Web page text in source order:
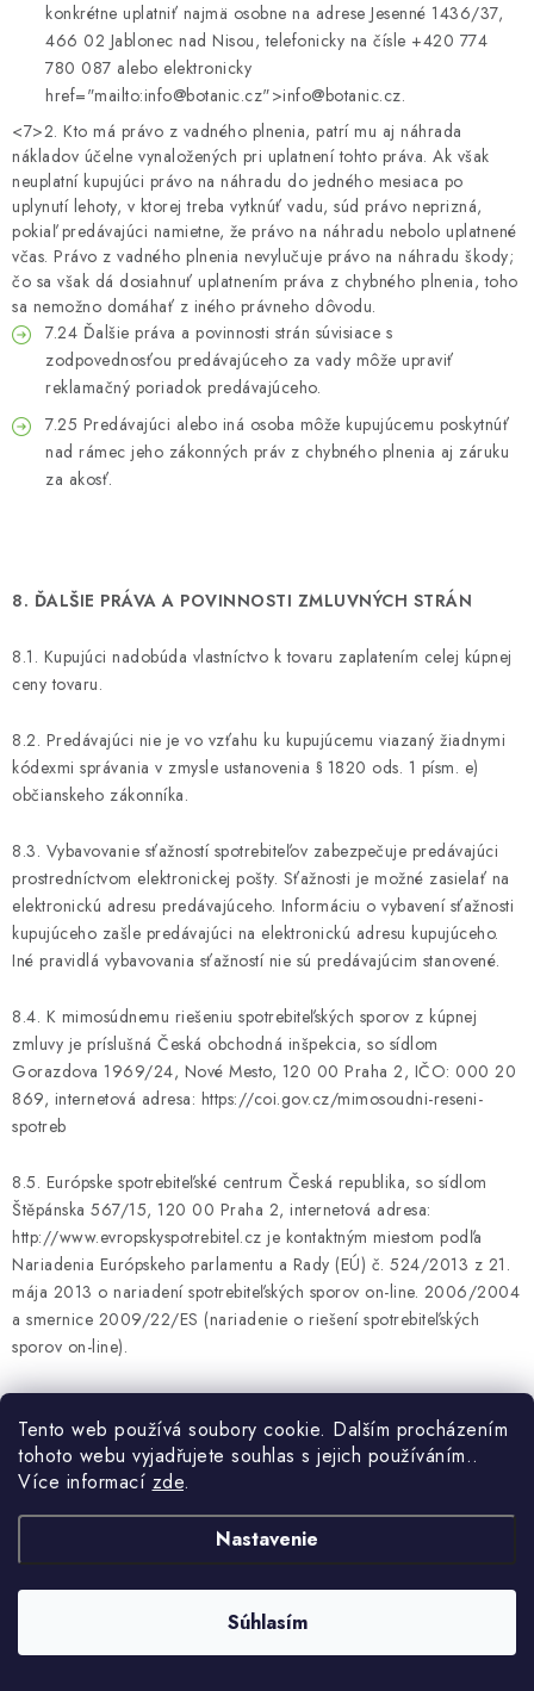
Tento web používá soubory cookie. Dalším procházením
tohoto webu vyjadřujete souhlas s jejich používáním..
Více informací zde.
Nastavenie
Súhlasím
konkrétne uplatniť najmä osobne na adrese Jesenné 1436/37,
466 02 Jablonec nad Nisou, telefonicky na čísle +420 774
780 087 alebo elektronicky
href="mailto:info@botanic.cz">info@botanic.cz.
<7>2. Kto má právo z vadného plnenia, patrí mu aj náhrada
nákladov účelne vynaložených pri uplatnení tohto práva. Ak však
neuplatní kupujúci právo na náhradu do jedného mesiaca po
uplynutí lehoty, v ktorej treba vytknúť vadu, súd právo neprizná,
pokiaľ predávajúci namietne, že právo na náhradu nebolo uplatnené
včas. Právo z vadného plnenia nevylučuje právo na náhradu škody;
čo sa však dá dosiahnuť uplatnením práva z chybného plnenia, toho
sa nemožno domáhať z iného právneho dôvodu.
7.24 Ďalšie práva a povinnosti strán súvisiace s
zodpovednosťou predávajúceho za vady môže upraviť
reklamačný poriadok predávajúceho.
7.25 Predávajúci alebo iná osoba môže kupujúcemu poskytnúť
nad rámec jeho zákonných práv z chybného plnenia aj záruku
za akosť.
8. ĎALŠIE PRÁVA A POVINNOSTI ZMLUVNÝCH STRÁN
8.1. Kupujúci nadobúda vlastníctvo k tovaru zaplatením celej kúpnej
ceny tovaru.
8.2. Predávajúci nie je vo vzťahu ku kupujúcemu viazaný žiadnymi
kódexmi správania v zmysle ustanovenia § 1820 ods. 1 písm. e)
občianskeho zákonníka.
8.3. Vybavovanie sťažností spotrebiteľov zabezpečuje predávajúci
prostredníctvom elektronickej pošty. Sťažnosti je možné zasielať na
elektronickú adresu predávajúceho. Informáciu o vybavení sťažnosti
kupujúceho zašle predávajúci na elektronickú adresu kupujúceho.
Iné pravidlá vybavovania sťažností nie sú predávajúcim stanovené.
8.4. K mimosúdnemu riešeniu spotrebiteľských sporov z kúpnej
zmluvy je príslušná Česká obchodná inšpekcia, so sídlom
Gorazdova 1969/24, Nové Mesto, 120 00 Praha 2, IČO: 000 20
869, internetová adresa: https://coi.gov.cz/mimosoudni-reseni-
spotreb
8.5. Európske spotrebiteľské centrum Česká republika, so sídlom
Štěpánska 567/15, 120 00 Praha 2, internetová adresa:
http://www.evropskyspotrebitel.cz je kontaktným miestom podľa
Nariadenia Európskeho parlamentu a Rady (EÚ) č. 524/2013 z 21.
mája 2013 o nariadení spotrebiteľských sporov on-line. 2006/2004
a smernice 2009/22/ES (nariadenie o riešení spotrebiteľských
sporov on-line).
alebo štátneho dozoru. Predávajúci je oprávnený na predaj tovaru
na základe živnostenského oprávnenia. [JA38.1]Živnostenskú
kontrolu vykonáva v rámci svojej pôsobnosti príslušný živnostenský
úrad. Dozor nad oblasťou ochrany osobných údajov vykonáva Úrad
pre ochranu osobných údajov. Česká obchodná inšpekcia vykonáva
vo vymedzenom rozsahu okrem iného dozor nad dodržiavaním
Občianskeho zákonníka a zákona č. 634/1992 Zb. o ochrane
spotrebiteľa v znení neskorších predpisov.